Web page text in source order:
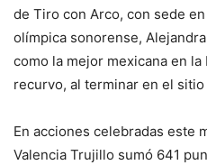
de Tiro con Arco, con sede
olímpica sonorense,
como la mejor mexicana en
recurvo, al terminar en el
En acciones celebradas este
Valencia Trujillo sumó 641